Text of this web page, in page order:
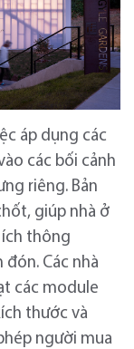
áp dụng các
các bối cảnh
riêng. Bản
giúp nhà ở
thông
Các nhà
các module
thước và
người mua